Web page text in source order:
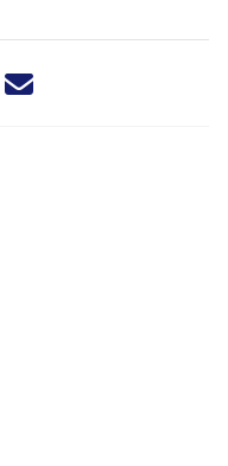
nieuwsbericht via X -
dit nieuwsbericht via
Deel dit nieuwsbericht
Deel dit